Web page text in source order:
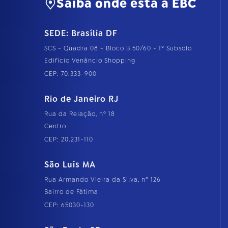
Saiba onde está a EBC
SEDE: Brasília DF
SCS - Quadra 08 - Bloco B 50/60 - 1º Subsolo
Edifício Venâncio Shopping
CEP: 70.333-900
Rio de Janeiro RJ
Rua da Relação, nº 18
Centro
CEP: 20.231-110
São Luís MA
Rua Armando Vieira da Silva, nº 126
Bairro de Fátima
CEP: 65030-130